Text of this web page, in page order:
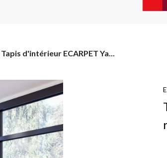
Tapis
Yasmine,
choix
de
tailles
Tapis d'intérieur ECARPET Ya...